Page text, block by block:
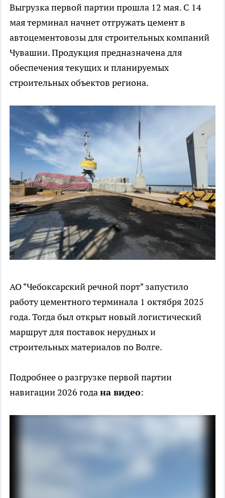
Выгрузка первой партии прошла 12 мая. С 14
мая терминал начнет отгружать цемент в
автоцементовозы для строительных компаний
Чувашии. Продукция предназначена для
обеспечения текущих и планируемых
строительных объектов региона.
АО "Чебоксарский речной порт" запустило
работу цементного терминала 1 октября 2025
года. Тогда был открыт новый логистический
маршрут для поставок нерудных и
строительных материалов по Волге.
Подробнее о разгрузке первой партии
навигации 2026 годана видео: